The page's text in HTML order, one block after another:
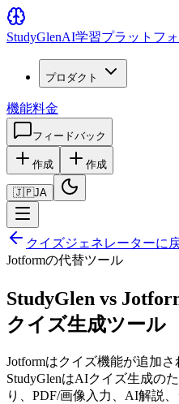
StudyGlenAI学習プラットフ
プロダクト
機能料金
フィードバック
作成 作成
🇯🇵JA
クイズジェネレーターに
Jotformの代替ツール
StudyGlen vs
クイズ生成ツール
Jotformはクイズ機能が追加
StudyGlenはAIクイズ生成の
り、PDF/画像入力、AI解説